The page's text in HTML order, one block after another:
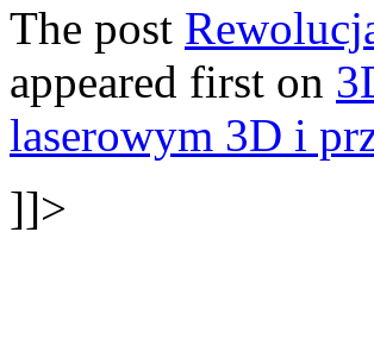
The post
appeared first on
laserowym 3D i
]]>